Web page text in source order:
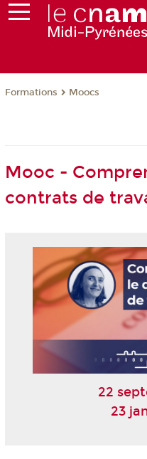
Formations Moocs
Mooc -
contrats de
22
23